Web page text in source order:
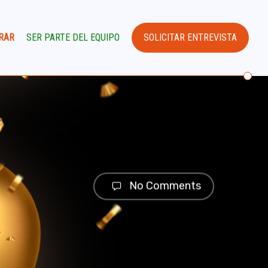
SER PARTE DEL EQUIPO SOLICITAR ENTREVISTA
No Comments